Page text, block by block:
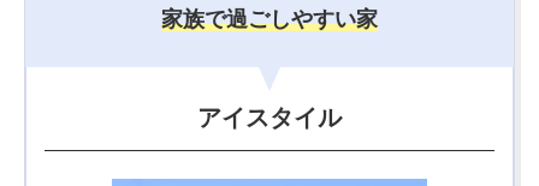
家族で過ごしやすい家
アイスタイル